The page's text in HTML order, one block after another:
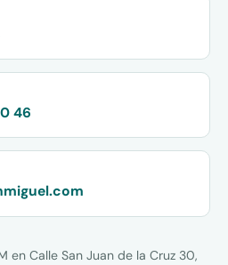
46
en Calle San Juan de la Cruz 30,